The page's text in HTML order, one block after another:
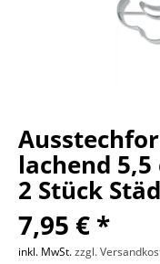
lachend
2 Stück
7,95 € *
inkl. MwSt.zzgl.